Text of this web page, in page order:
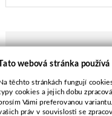
délka / vnější
šířka / vnitřní
webová stránka používá
těchto stránkách fungují
cookies a jejich dobu
Vámi preferovanou
práv v souvislosti se